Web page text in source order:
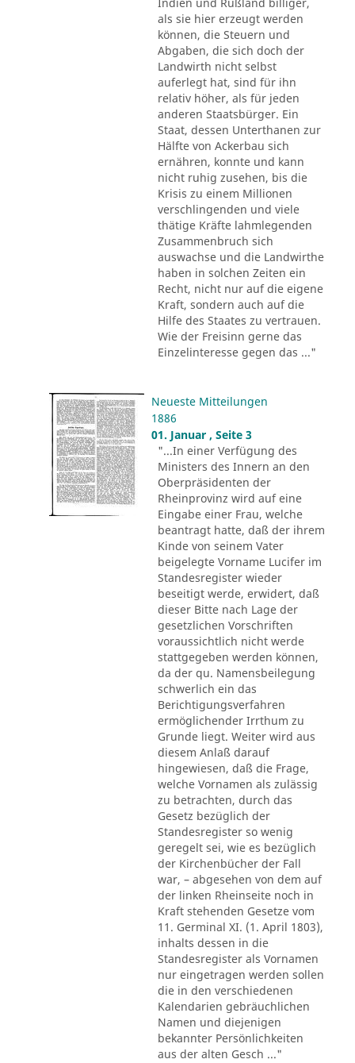
als sie hier erzeugt werden
können, die Steuern und
Abgaben, die sich doch der
Landwirth nicht selbst
auferlegt hat, sind für ihn
relativ höher, als für jeden
anderen Staatsbürger. Ein
Staat, dessen Unterthanen zur
Hälfte von Ackerbau sich
ernähren, konnte und kann
nicht ruhig zusehen, bis die
Krisis zu einem Millionen
verschlingenden und viele
thätige Kräfte lahmlegenden
Zusammenbruch sich
auswachse und die Landwirthe
haben in solchen Zeiten ein
Recht, nicht nur auf die eigene
Kraft, sondern auch auf die
Hilfe des Staates zu vertrauen.
Wie der Freisinn gerne das
Einzelinteresse gegen das ..."
Neueste Mitteilungen
1886
01. Januar , Seite 3
"...In einer Verfügung des
Ministers des Innern an den
Oberpräsidenten der
Rheinprovinz wird auf eine
Eingabe einer Frau, welche
beantragt hatte, daß der ihrem
Kinde von seinem Vater
beigelegte Vorname Lucifer im
Standesregister wieder
beseitigt werde, erwidert, daß
dieser Bitte nach Lage der
gesetzlichen Vorschriften
voraussichtlich nicht werde
stattgegeben werden können,
da der qu. Namensbeilegung
schwerlich ein das
Berichtigungsverfahren
ermöglichender Irrthum zu
Grunde liegt. Weiter wird aus
diesem Anlaß darauf
hingewiesen, daß die Frage,
welche Vornamen als zulässig
zu betrachten, durch das
Gesetz bezüglich der
Standesregister so wenig
geregelt sei, wie es bezüglich
der Kirchenbücher der Fall
war, – abgesehen von dem auf
der linken Rheinseite noch in
Kraft stehenden Gesetze vom
11. Germinal XI. (1. April 1803),
inhalts dessen in die
Standesregister als Vornamen
nur eingetragen werden sollen
die in den verschiedenen
Kalendarien gebräuchlichen
Namen und diejenigen
bekannter Persönlichkeiten
aus der alten Gesch ..."